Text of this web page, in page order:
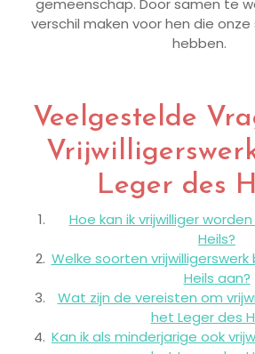
verschil maken voor hen die
hebben.
Veelgestelde
Leger des
Hoe kan ik vrijwilliger
Heils?
Welke soorten
Heils aan?
Wat zijn de vereisten om
het Leger des
Kan ik als minderjarige ook